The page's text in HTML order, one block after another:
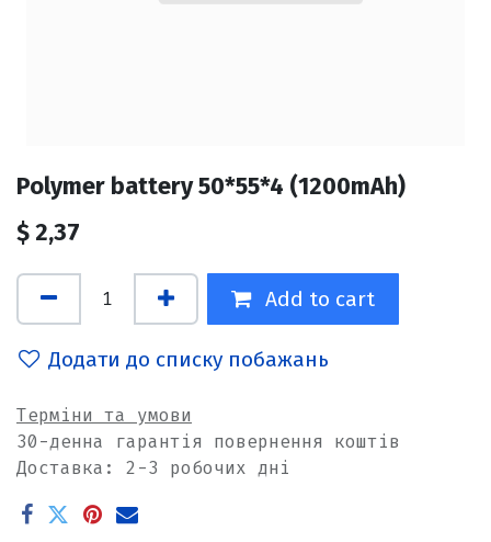
Polymer battery 50*55*4 (1200mAh)
$2,37
Add to cart
Додати до списку побажань
Терміни та умови
30-денна гарантія повернення коштів
Доставка: 2-3 робочих дні